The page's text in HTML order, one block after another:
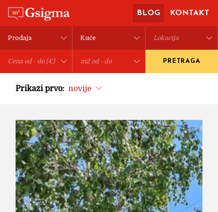
BLOG KONTAKT
PRETRAGA
Prikaži prvo: novije